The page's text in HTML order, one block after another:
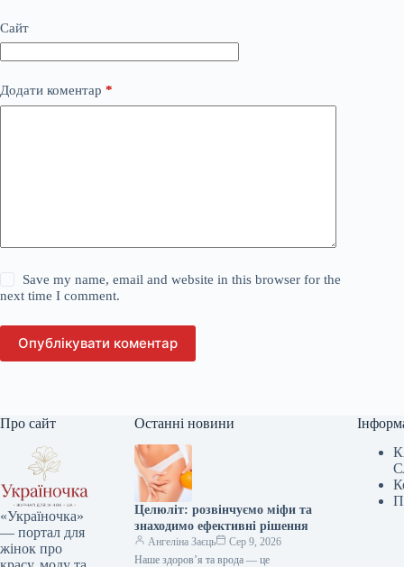
Сайт
Додати коментар *
Save my name, email and website in this browser for the
next time I comment.
Опублікувати коментар
Про сайт
«Україночка»
— портал для
жінок про
Останні новини
Целюліт: розвінчуємо міфи та
знаходимо ефективні рішення
Ангеліна Заєць
Сер 9, 2026
Наше здоров’я та врода — це